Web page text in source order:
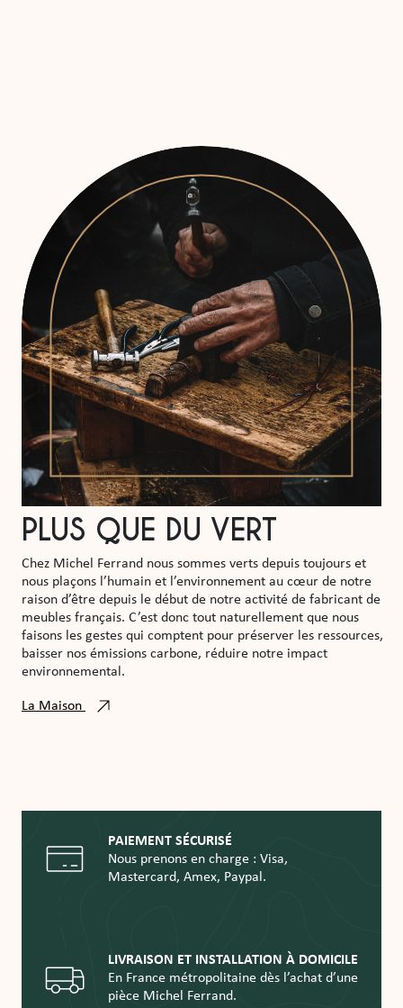
PLUS QUE DU VERT
Chez Michel Ferrand nous sommes verts depuis toujours et
nous plaçons l’humain et l’environnement au cœur de notre
raison d’être depuis le début de notre activité de fabricant de
meubles français. C’est donc tout naturellement que nous
faisons les gestes qui comptent pour préserver les ressources,
baisser nos émissions carbone, réduire notre impact
environnemental.
La Maison
PAIEMENT SÉCURISÉ
Nous prenons en charge : Visa,
Mastercard, Amex, Paypal.
LIVRAISON ET INSTALLATION À DOMICILE
En France métropolitaine dès l’achat d’une
pièce Michel Ferrand.